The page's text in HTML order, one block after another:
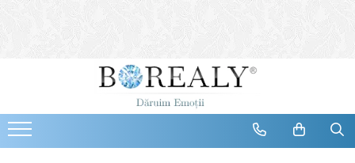
Bijuterii
Cercei
Bratari